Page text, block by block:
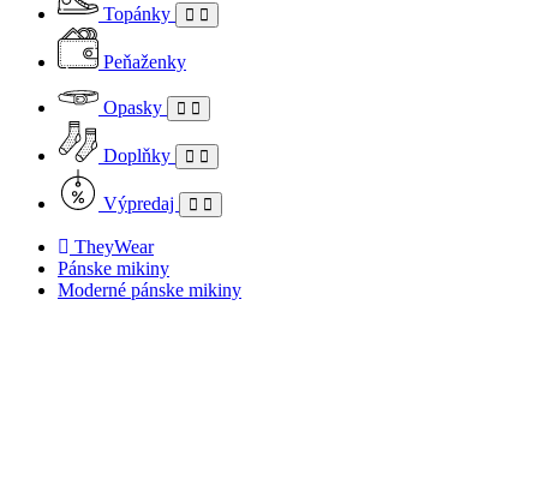
Topánky
Peňaženky
Opasky
Doplňky
Výpredaj
TheyWear
Pánske mikiny
Moderné pánske mikiny